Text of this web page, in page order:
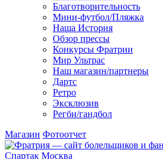
Благотворительность
Мини-футбол/Пляжка
Наша История
Обзор прессы
Конкурсы Фратрии
Мир Ультрас
Наш магазин/партнеры
Дартс
Ретро
Эксклюзив
Регби/гандбол
Магазин Фотоотчет